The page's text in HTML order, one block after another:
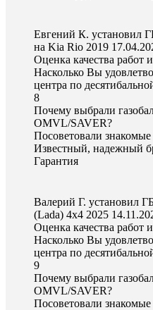
Евгений К. установил
на Kia Rio 2019
Оценка качества работ
Насколько Вы
центра по
8
Почему выбрали
OMVL/SAVER?
Посоветовали знакомые
Известный, надежный
Гарантия
Валерий Г. установил
(Lada) 4x4 2025
Оценка качества работ
Насколько Вы
центра по
9
Почему выбрали
OMVL/SAVER?
Посоветовали знакомые